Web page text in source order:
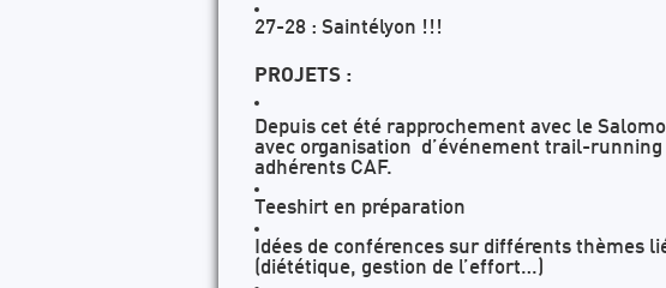
27-28 : Saintélyon !!!
PROJETS :
Depuis cet été rapprochement avec le
avec organisation d’événement trail-
adhérents CAF.
Teeshirt en préparation
Idées de conférences sur différents thèmes
(diététique, gestion de l’effort…)